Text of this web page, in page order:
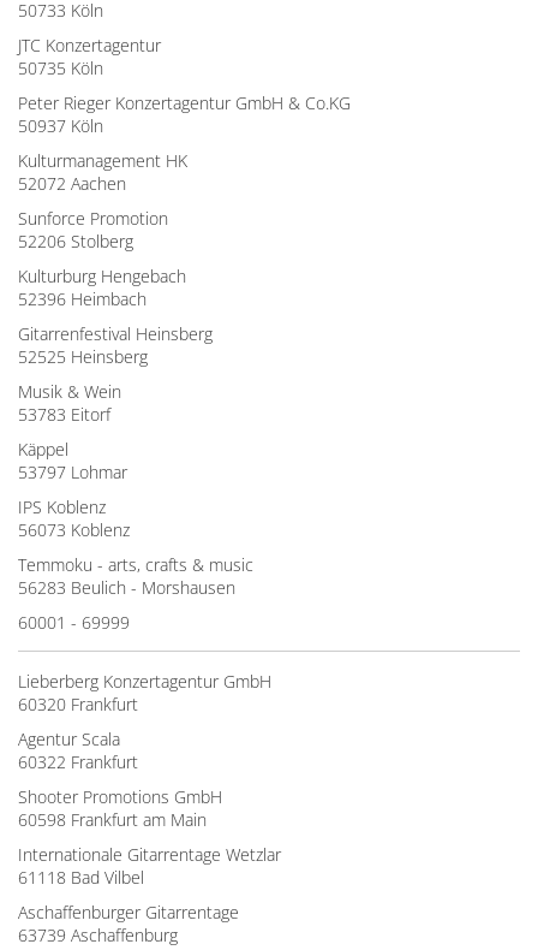
50733 Köln
JTC Konzertagentur
50735 Köln
Peter Rieger Konzertagentur GmbH & Co.KG
50937 Köln
Kulturmanagement HK
52072 Aachen
Sunforce Promotion
52206 Stolberg
Kulturburg Hengebach
52396 Heimbach
Gitarrenfestival Heinsberg
52525 Heinsberg
Musik & Wein
53783 Eitorf
Käppel
53797 Lohmar
IPS Koblenz
56073 Koblenz
Temmoku - arts, crafts & music
56283 Beulich - Morshausen
60001 - 69999
Lieberberg Konzertagentur GmbH
60320 Frankfurt
Agentur Scala
60322 Frankfurt
Shooter Promotions GmbH
60598 Frankfurt am Main
Internationale Gitarrentage Wetzlar
61118 Bad Vilbel
Aschaffenburger Gitarrentage
63739 Aschaffenburg